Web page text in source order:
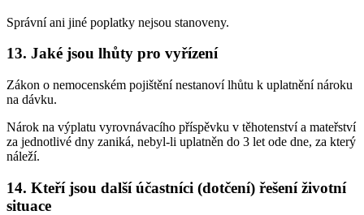
Správní ani jiné poplatky nejsou stanoveny.
13. Jaké jsou lhůty pro vyřízení
Zákon o nemocenském pojištění nestanoví lhůtu k uplatnění nároku
na dávku.
Nárok na výplatu vyrovnávacího příspěvku v těhotenství a mateřství
za jednotlivé dny zaniká, nebyl-li uplatněn do 3 let ode dne, za který
náleží.
14. Kteří jsou další účastníci (dotčení) řešení životní
situace